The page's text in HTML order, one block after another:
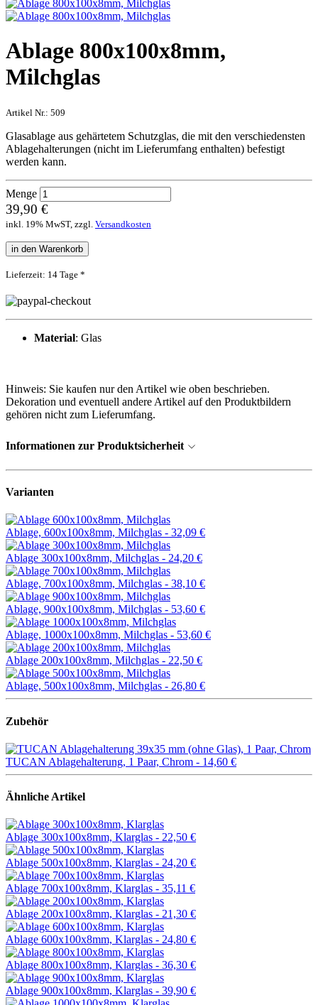
Ablage 800x100x8mm,
Milchglas
Artikel Nr.: 509
Glasablage aus gehärtetem Schutzglas, die mit den verschiedensten
Ablagehalterungen (nicht im Lieferumfang enthalten) befestigt
werden kann.
Menge
39,90 €
inkl. 19% MwST, zzgl. Versandkosten
in den Warenkorb
Lieferzeit: 14 Tage *
Material: Glas
Hinweis: Sie kaufen nur den Artikel wie oben beschrieben.
Dekoration und eventuell andere Artikel auf den Produktbildern
gehören nicht zum Lieferumfang.
Informationen zur Produktsicherheit
Varianten
Ablage, 600x100x8mm, Milchglas - 32,09 €
Ablage 300x100x8mm, Milchglas - 24,20 €
Ablage, 700x100x8mm, Milchglas - 38,10 €
Ablage, 900x100x8mm, Milchglas - 53,60 €
Ablage, 1000x100x8mm, Milchglas - 53,60 €
Ablage 200x100x8mm, Milchglas - 22,50 €
Ablage, 500x100x8mm, Milchglas - 26,80 €
Zubehör
TUCAN Ablagehalterung, 1 Paar, Chrom - 14,60 €
Ähnliche Artikel
Ablage 300x100x8mm, Klarglas - 22,50 €
Ablage 500x100x8mm, Klarglas - 24,20 €
Ablage 700x100x8mm, Klarglas - 35,11 €
Ablage 200x100x8mm, Klarglas - 21,30 €
Ablage 600x100x8mm, Klarglas - 24,80 €
Ablage 800x100x8mm, Klarglas - 36,30 €
Ablage 900x100x8mm, Klarglas - 39,90 €